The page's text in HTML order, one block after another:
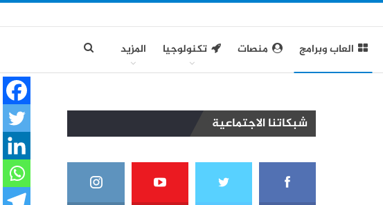
العاب وبرامج منصات تكنولوجيا المزيد
شبكاتنا الاجتماعية